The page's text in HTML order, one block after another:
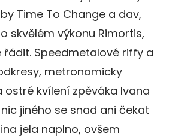
Time To Change a dav,
skvělém výkonu Rimortis,
řádit. Speedmetalové riffy a
metronomicky
ostré kvílení zpěváka Ivana
jiného se snad ani čekat
jela naplno, ovšem